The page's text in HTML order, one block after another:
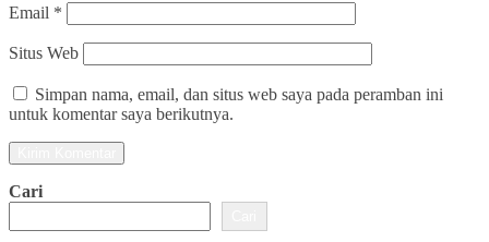
Email *
Situs Web
Simpan nama, email, dan situs web saya pada peramban ini
untuk komentar saya berikutnya.
Cari